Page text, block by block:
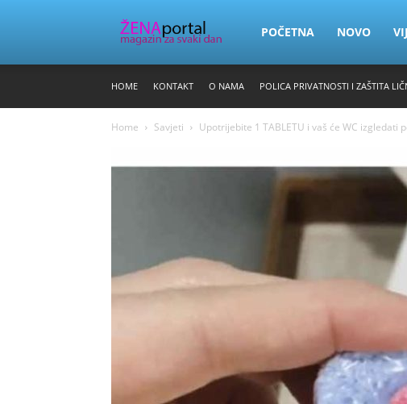
Zena
POČETNA NOVO
HOME KONTAKT O NAMA POLICA PRIVATNOSTI I ZAŠTITA
Home Savjeti Upotrijebite 1 TABLETU i vaš će WC izgledati